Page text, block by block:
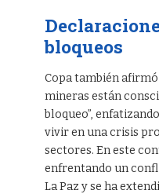
bloqueos
Copa también
mineras están
bloqueo”,
vivir en una crisis
sectores. En este
enfrentando un
La Paz y se ha